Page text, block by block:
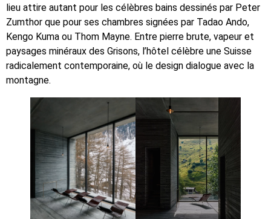
lieu attire autant pour les célèbres bains dessinés par Peter
Zumthor que pour ses chambres signées par Tadao Ando,
Kengo Kuma ou Thom Mayne. Entre pierre brute, vapeur et
paysages minéraux des Grisons, l’hôtel célèbre une Suisse
radicalement contemporaine, où le design dialogue avec la
montagne.